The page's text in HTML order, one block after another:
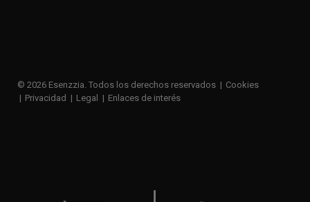
© 2026 Esenzzia. Todos los derechos reservados
Cookies
Privacidad
Legal Enlaces de interés